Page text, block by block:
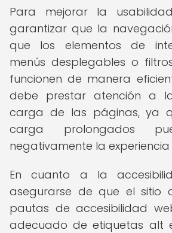
Para mejorar la
garantizar que la
que los elementos de
menús desplegables o
funcionen de manera
debe prestar atención a
carga de las páginas, ya
carga prolongados
negativamente la experiencia
En cuanto a la
asegurarse de que el sitio
pautas de accesibilidad
adecuado de etiquetas alt